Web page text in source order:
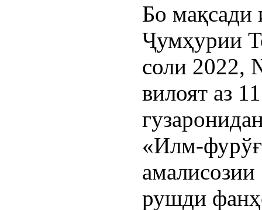
Бо
Ҷумҳурии
соли 2022,
вилоят аз
«Илм-
рушди